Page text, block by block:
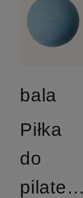
bala
Piłka
do
pilatesu